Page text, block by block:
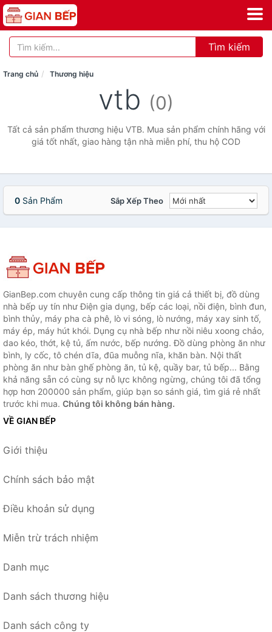
Tìm kiếm
Trang chủ Thương hiệu
vtb (0)
Tất cả sản phẩm thương hiệu VTB. Mua sản phẩm chính hãng với
giá tốt nhất, giao hàng tận nhà miễn phí, thu hộ COD
0 Sản Phẩm Sắp Xếp Theo
GianBep.com chuyên cung cấp thông tin giá cả thiết bị, đồ dùng
nhà bếp uy tín như Điện gia dụng, bếp các loại, nồi điện, bình đun,
bình thủy, máy pha cà phê, lò vi sóng, lò nướng, máy xay sinh tố,
máy ép, máy hút khói. Dụng cụ nhà bếp như nồi niêu xoong chảo,
dao kéo, thớt, kệ tủ, ấm nước, bếp nướng. Đồ dùng phòng ăn như
bình, ly cốc, tô chén dĩa, đũa muỗng nĩa, khăn bàn. Nội thất
phòng ăn như bàn ghế phòng ăn, tủ kệ, quầy bar, tủ bếp... Bằng
khả năng sẵn có cùng sự nỗ lực không ngừng, chúng tôi đã tổng
hợp hơn 200000 sản phẩm, giúp bạn so sánh giá, tìm giá rẻ nhất
trước khi mua. Chúng tôi không bán hàng.
VỀ GIAN BẾP
Giới thiệu
Chính sách bảo mật
Điều khoản sử dụng
Miễn trừ trách nhiệm
Danh mục
Danh sách thương hiệu
Danh sách công ty